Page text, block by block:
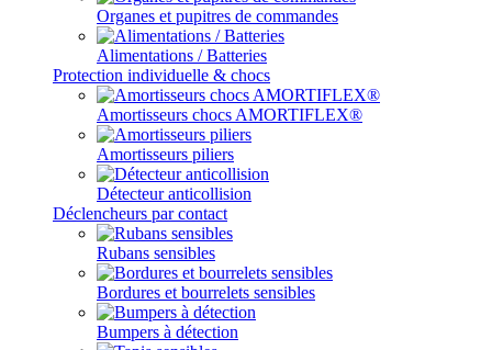
Organes et pupitres de commandes
Alimentations / Batteries
Protection individuelle & chocs
Amortisseurs chocs AMORTIFLEX®
Amortisseurs piliers
Détecteur anticollision
Déclencheurs par contact
Rubans sensibles
Bordures et bourrelets sensibles
Bumpers à détection